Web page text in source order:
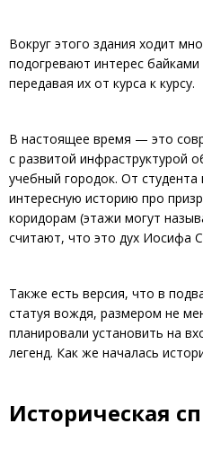
Вокруг этого здания ходит
подогревают интерес
передавая их от курса к курсу.
В настоящее время — это
с развитой инфраструктурой
учебный городок. От
интересную историю про
коридорам (этажи могут
считают, что это дух Иосифа
Также есть версия, что в
статуя вождя, размером не
планировали установить на
легенд. Как же началась
Историческая